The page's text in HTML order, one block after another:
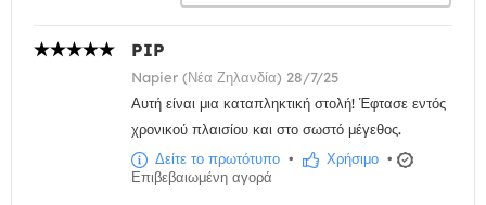
PIP
Napier (Νέα Ζηλανδία) 28/7/25
Αυτή είναι μια καταπληκτική στολή! Έφτασε εντός
χρονικού πλαισίου και στο σωστό μέγεθος.
Δείτε το πρωτότυπο • Χρήσιμο •
Επιβεβαιωμένη αγορά